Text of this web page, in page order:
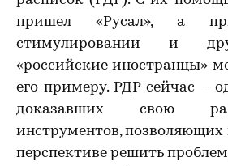
пришел «Русал», а
стимулировании и
«российские иностранцы»
его примеру. РДР сейчас –
доказавших свою
инструментов, позволяющих
перспективе решить